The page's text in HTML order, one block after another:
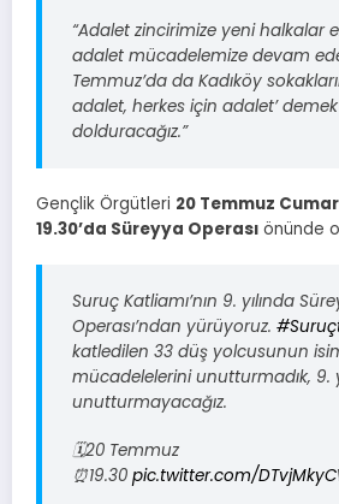
“Adalet zincirimize yeni halkalar
adalet mücadelemize devam
Temmuz’da da Kadıköy
adalet, herkes için adalet’
dolduracağız.”
Gençlik Örgütleri 20 Temmuz
19.30’da Süreyya Operası önünde
Suruç Katliamı’nın 9. yılında
Operası’ndan yürüyoruz.
katledilen 33 düş yolcusunun
mücadelelerini unutturmadık, 9.
unutturmayacağız.
🗓️20 Temmuz
⏰19.30 pic.twitter.com/